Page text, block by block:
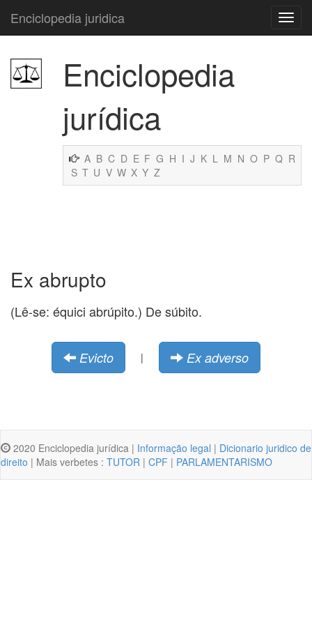
Enciclopedia juridica
Enciclopedia
jurídica
A B C D E F G H I J K L M N O P Q R
S T U V W X Y Z
Ex abrupto
(Lê-se: équici abrúpito.) De súbito.
Evicto | Ex adverso
2020 Enciclopedia jurídica | Informação legal | Dicionario juridico de
direito | Mais verbetes : TUTOR | CPF | PARLAMENTARISMO